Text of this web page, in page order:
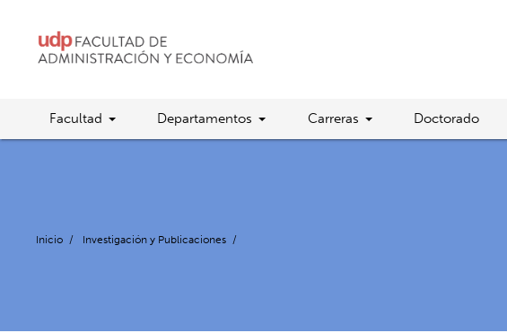
Facultad Departamentos Carreras Doctorado
Inicio / Investigación y Publicaciones /